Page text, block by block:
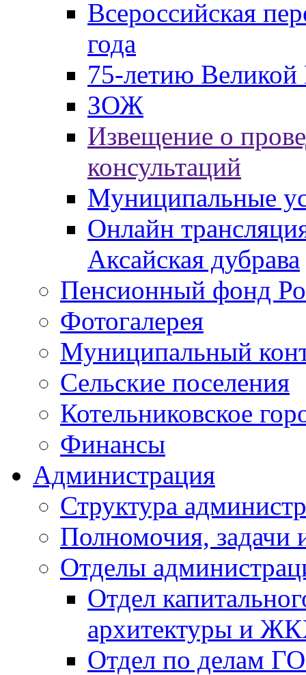
Всероссийская
года
75-летию
ЗОЖ
Извещение о
консультаций
Муниципальные
Онлайн
Аксайская дубрава
Пенсионный фонд
Фотогалерея
Муниципальный
Сельские поселения
Котельниковское
Финансы
Администрация
Структура
Полномочия, задачи
Отделы
Отдел
архитектуры и
Отдел по делам